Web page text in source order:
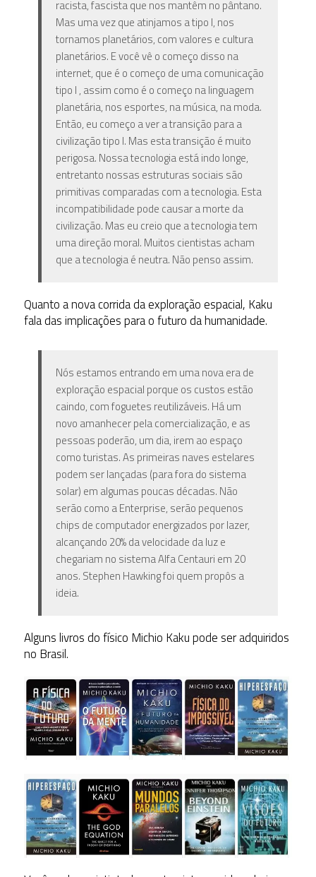
racista, fascista que nos mantêm no pântano.
Mas uma vez que atinjamos a tipo I, nos
tornamos planetários, com valores e cultura
planetários. E você vê o começo disso na
internet, que é o começo de uma comunicação
tipo I , assim como é o começo na linguagem
planetária, nos esportes, na música, na moda.
Então, eu começo a ver a transição para a
civilização tipo I. Mas esta transição é muito
perigosa. Nossa tecnologia está indo longe,
entretanto nossas estruturas sociais são
primitivas comparadas com a tecnologia. Esta
incompatibilidade pode causar a morte da
civilização. Mas eu creio que a tecnologia tem
uma direção moral. Muitos cientistas acham
que a tecnologia é neutra. Não penso assim.
Quanto a nova corrida da exploração espacial, Kaku
fala das implicações para o futuro da humanidade.
Nós estamos entrando em uma nova era de
exploração espacial porque os custos estão
caindo, com foguetes reutilizáveis. Há um
novo amanhecer pela comercialização, e as
pessoas poderão, um dia, irem ao espaço
como turistas. As primeiras naves estelares
podem ser lançadas (para fora do sistema
solar) em algumas poucas décadas. Não
serão como a Enterprise, serão pequenos
chips de computador energizados por lazer,
alcançando 20% da velocidade da luz e
chegariam no sistema Alfa Centauri em 20
anos. Stephen Hawking foi quem propôs a
ideia.
Alguns livros do físico Michio Kaku pode ser adquiridos
no Brasil.